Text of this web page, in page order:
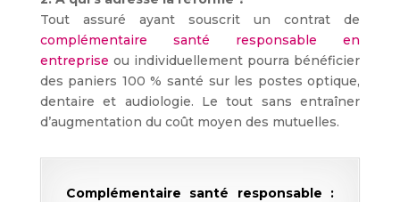
Tout assuré ayant souscrit un contrat de
complémentaire santé responsable en
entreprise ou individuellement pourra bénéficier
des paniers 100 % santé sur les postes optique,
dentaire et audiologie. Le tout sans entraîner
d’augmentation du coût moyen des mutuelles.
Complémentaire santé responsable :